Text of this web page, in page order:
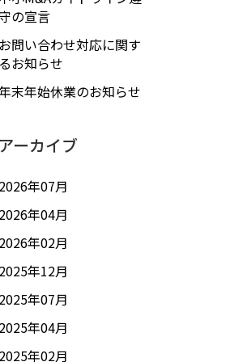
の宣言
お問い合わせ対応に関す
るお知らせ
末年始休業のお知らせ
アーカイブ
2026年07月
2026年04月
2026年02月
2025年12月
2025年07月
2025年04月
2025年02月